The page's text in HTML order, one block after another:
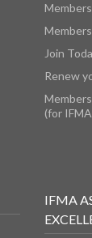
Join
Renew
(for
IFMA